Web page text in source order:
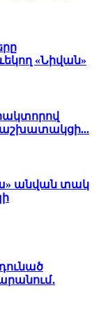
«Նիվան»
աշխատակցի...
անվան տակ